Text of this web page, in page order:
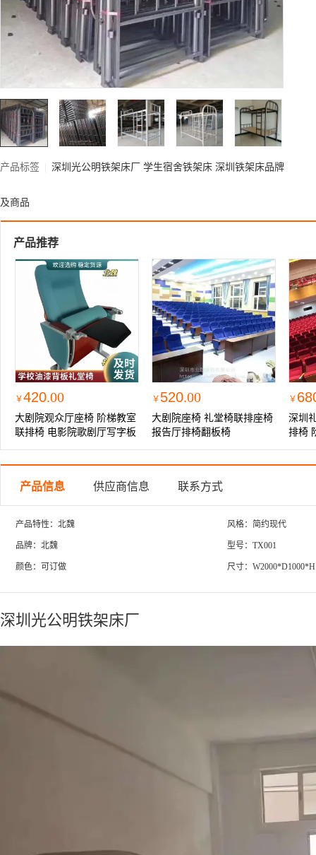
产品标签 深圳光公明铁架床厂 学生宿舍铁架床 深圳铁架床品牌
及商品
产品推荐
￥420.00
大剧院观众厅座椅 阶梯教室
联排椅 电影院歌剧厅写字板
￥ 520.00
大剧院座椅 礼堂椅联排座椅
报告厅排椅翻板椅
￥
深圳
排椅
产品信息 供应商信息 联系方式
产品特性：北魏 风格：简约现代
品牌：北魏 型号：TX001
颜色：可订做 尺寸：
深圳光公明铁架床厂